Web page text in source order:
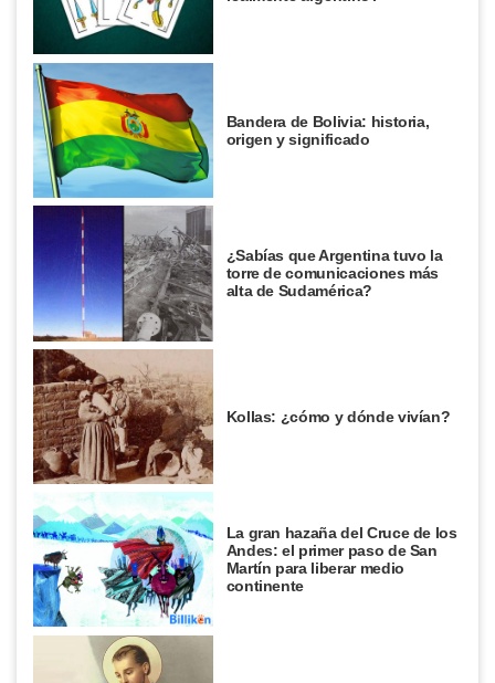
Bandera de Bolivia: historia,
origen y significado
¿Sabías que Argentina tuvo la
torre de comunicaciones más
alta de Sudamérica?
Kollas: ¿cómo y dónde vivían?
La gran hazaña del Cruce de los
Andes: el primer paso de San
Martín para liberar medio
continente